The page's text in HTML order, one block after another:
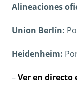
Alineaciones
Union Berlín:
Heidenheim:
–Ver en directo